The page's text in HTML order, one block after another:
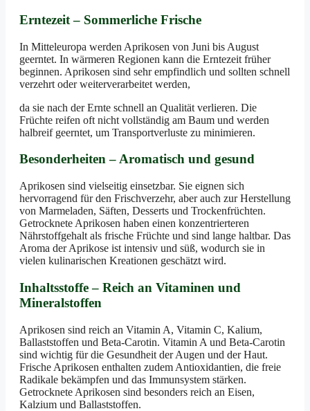
Erntezeit – Sommerliche Frische
In Mitteleuropa werden Aprikosen von Juni bis August
geerntet. In wärmeren Regionen kann die Erntezeit früher
beginnen. Aprikosen sind sehr empfindlich und sollten schnell
verzehrt oder weiterverarbeitet werden,
da sie nach der Ernte schnell an Qualität verlieren. Die
Früchte reifen oft nicht vollständig am Baum und werden
halbreif geerntet, um Transportverluste zu minimieren.
Besonderheiten – Aromatisch und gesund
Aprikosen sind vielseitig einsetzbar. Sie eignen sich
hervorragend für den Frischverzehr, aber auch zur Herstellung
von Marmeladen, Säften, Desserts und Trockenfrüchten.
Getrocknete Aprikosen haben einen konzentrierteren
Nährstoffgehalt als frische Früchte und sind lange haltbar. Das
Aroma der Aprikose ist intensiv und süß, wodurch sie in
vielen kulinarischen Kreationen geschätzt wird.
Inhaltsstoffe – Reich an Vitaminen und
Mineralstoffen
Aprikosen sind reich an Vitamin A, Vitamin C, Kalium,
Ballaststoffen und Beta-Carotin. Vitamin A und Beta-Carotin
sind wichtig für die Gesundheit der Augen und der Haut.
Frische Aprikosen enthalten zudem Antioxidantien, die freie
Radikale bekämpfen und das Immunsystem stärken.
Getrocknete Aprikosen sind besonders reich an Eisen,
Kalzium und Ballaststoffen.